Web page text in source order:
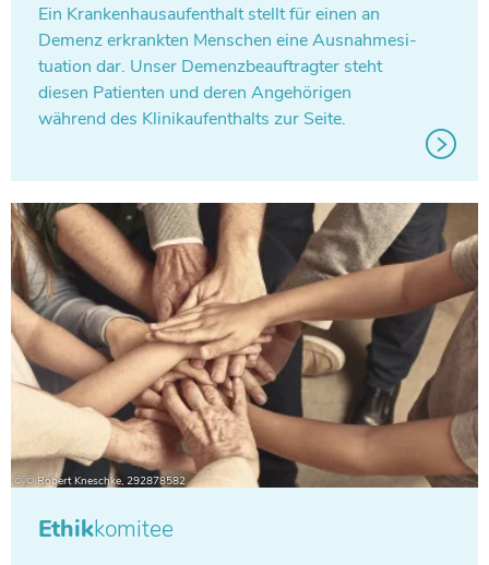
Ein Kran­ken­haus­auf­ent­halt stellt für einen an
Demenz erkrank­ten Men­schen eine Aus­nah­me­si­
tua­tion dar. Unser Demenz­be­auf­trag­ter steht
diesen Pati­en­ten und deren Ange­hö­ri­gen
während des Kli­nik­auf­ent­halts zur Seite.
Ethikkomitee